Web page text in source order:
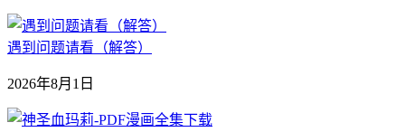
遇到问题请看（解答）
2026年8月1日